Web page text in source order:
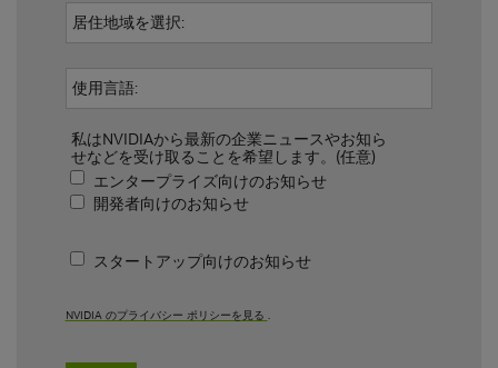
私はNVIDIAから最新の企業ニュースやお知ら
せなどを受け取ることを希望します。(任意)
エンタープライズ向けのお知らせ
開発者向けのお知らせ
スタートアップ向けのお知らせ
NVIDIA のプライバシー ポリシーを見る .